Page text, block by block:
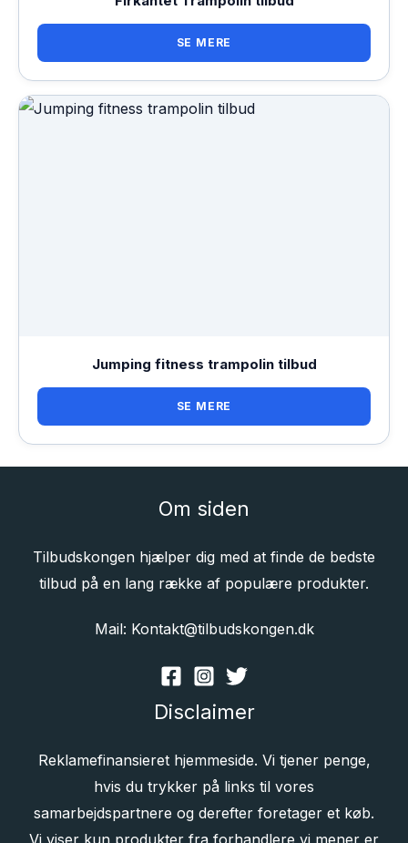
SE MERE
Jumping fitness trampolin tilbud
SE MERE
Om siden
Tilbudskongen hjælper dig med at finde de bedste
tilbud på en lang række af populære produkter.
Mail: Kontakt@tilbudskongen.dk
Disclaimer
Reklamefinansieret hjemmeside. Vi tjener penge,
hvis du trykker på links til vores
samarbejdspartnere og derefter foretager et køb.
Vi viser kun produkter fra forhandlere vi mener er